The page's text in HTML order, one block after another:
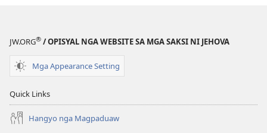
JW.ORG® / OPISYAL NGA WEBSITE SA MGA SAKSI NI JEHOVA
Mga Appearance Setting
Quick Links
Hangyo nga Magpaduaw